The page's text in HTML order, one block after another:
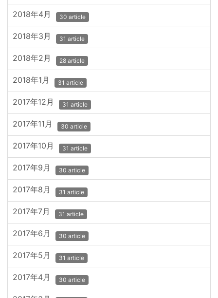
2018年4月 30 article
2018年3月 31 article
2018年2月 28 article
2018年1月 31 article
2017年12月 31 article
2017年11月 30 article
2017年10月 31 article
2017年9月 30 article
2017年8月 31 article
2017年7月 31 article
2017年6月 30 article
2017年5月 31 article
2017年4月 30 article